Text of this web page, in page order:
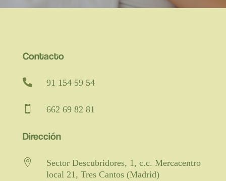
Contacto
 91 154 59 54
 662 69 82 81
Dirección

Sector Descubridores, 1, c.c. Mercacentro
local 21, Tres Cantos (Madrid)